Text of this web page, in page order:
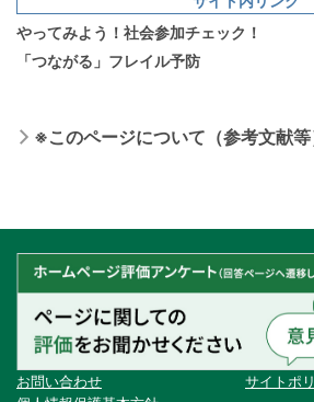
やってみよう！社会参加チェック！
「つながる」フレイル予防
※このページについて（参考文献等
お問い合わせ
サイトポ